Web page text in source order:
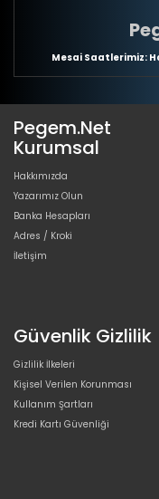
Mesai Saatlerimiz:
Pegem.Net
Kurumsal
Hakkımızda
Yazarımız Olun
Banka Hesapları
Adres / Kroki
İletişim
Güvenlik Gizlilik
Gizlilik İlkeleri
Kişisel Verilen Korunması
Kullanım Şartları
Kredi Kartı Güvenliği